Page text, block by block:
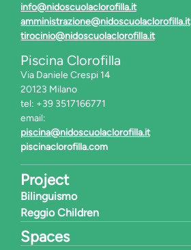
info@nidoscuolaclorofilla.it
amministrazione@nidoscuolaclorofilla.it
tirocinio@nidoscuolaclorofilla.it
Piscina Clorofilla
Via Daniele Crespi 14
20123 Milano
tel: +39 3517166771
email:
piscina@nidoscuolaclorofilla.it
piscinaclorofilla.com
Project
Bilinguismo
Reggio Children
Spaces